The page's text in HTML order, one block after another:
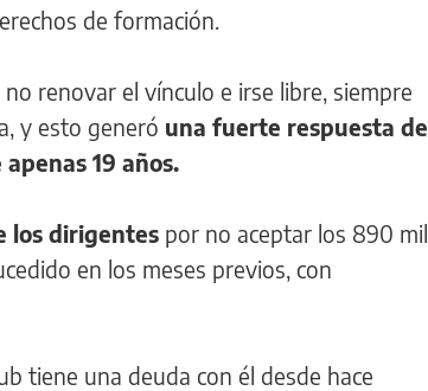
de formación.
renovar el vínculo e irse libre, siempre
y esto generó una fuerte respuesta de
19 años.
los dirigentes por no aceptar los 890 mil
en los meses previos, con
tiene una deuda con él desde hace